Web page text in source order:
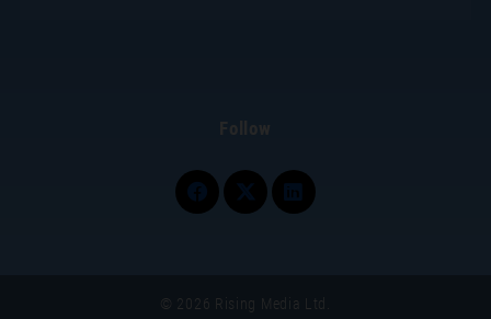
Follow
© 2026 Rising Media Ltd.